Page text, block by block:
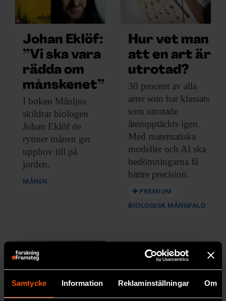
Samtycke Information Reklaminställningar Om
slutet av istiden, som sträckte sig från för
14 700 till 12 800 år sedan.
F&F I DIN MEJLBOX!
Håll dig uppdaterad med
F&F:s nyhetsbrev!
Beställ nyhetsbrev
noshörningen ut?
Att forskargruppen lyckades ta fram ett
är fantastiskt enligt Nic Rawlence,
Johan Eklöf:
”Vi ska vara
rädda om
månskenet”
I boken Månljus
skildrar biologen
Johan Eklöf de
rytmer månen ger
upphov till på
jorden.
MÅNEN
Hur vet man
att en art är
utrotad?
30 procent av alla
arter som har klassats
som utrotade
återupptäckts igen.
Med matematiska
modeller och AI ska
bedömningarna få
bättre precision.
PREMIUM
BIOLOGISK MÅNGFALD